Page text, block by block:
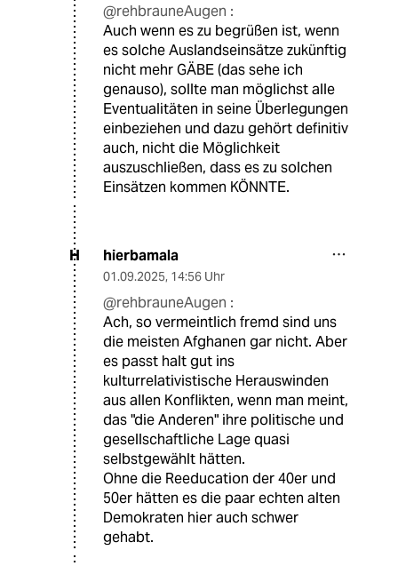
@rehbrauneAugen :
Auch wenn es zu begrüßen ist, wenn
es solche Auslandseinsätze zukünftig
nicht mehr GÄBE (das sehe ich
genauso), sollte man möglichst alle
Eventualitäten in seine Überlegungen
einbeziehen und dazu gehört definitiv
auch, nicht die Möglichkeit
auszuschließen, dass es zu solchen
Einsätzen kommen KÖNNTE.
H hierbamala
01.09.2025, 14:56 Uhr
@rehbrauneAugen :
Ach, so vermeintlich fremd sind uns
die meisten Afghanen gar nicht. Aber
es passt halt gut ins
kulturrelativistische Herauswinden
aus allen Konflikten, wenn man meint,
das "die Anderen" ihre politische und
gesellschaftliche Lage quasi
selbstgewählt hätten.
Ohne die Reeducation der 40er und
50er hätten es die paar echten alten
Demokraten hier auch schwer
gehabt.